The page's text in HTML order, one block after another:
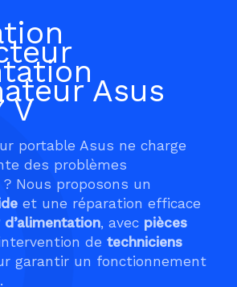
Asus
V
portable Asus ne charge
des problèmes
Nous proposons un
et une réparation efficace
, avec pièces
de techniciens
garantir un fonctionnement